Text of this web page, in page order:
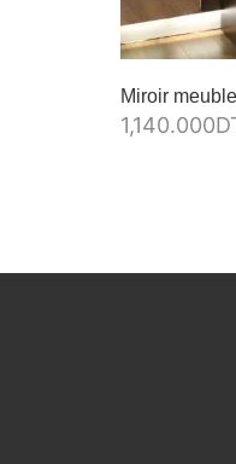
Miroir
1,140.000